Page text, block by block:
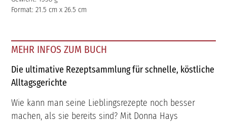
Format: 21.5 cm x 26.5 cm
MEHR INFOS ZUM BUCH
Die ultimative Rezeptsammlung für schnelle, köstliche
Alltagsgerichte
Wie kann man seine Lieblingsrezepte noch besser
machen, als sie bereits sind? Mit Donna Hays